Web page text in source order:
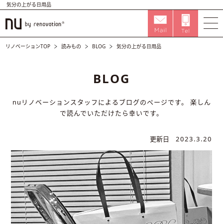
気分の上がる日用品
リノベーションTOP 読みもの BLOG 気分の上がる日用品
BLOG
nuリノベーションスタッフによるブログのページです。
楽しん
で読んでいただけたら幸いです。
更新日 2023.3.20